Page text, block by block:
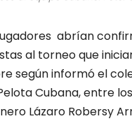
abrían
al torneo que
según informó el
Cubana, entre
Lázaro Robersy